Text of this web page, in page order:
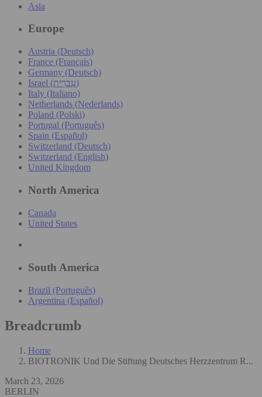
Asia
Europe
Austria (Deutsch)
France (Français)
Germany (Deutsch)
Israel (עִברִית)
Italy (Italiano)
Netherlands (Nederlands)
Poland (Polski)
Portugal (Português)
Spain (Español)
Switzerland (Deutsch)
Switzerland (English)
United Kingdom
North America
Canada
United States
South America
Brazil (Português)
Argentina (Español)
Breadcrumb
Home
BIOTRONIK Und Die Stiftung Deutsches Herzzentrum R...
March 23, 2026
BERLIN